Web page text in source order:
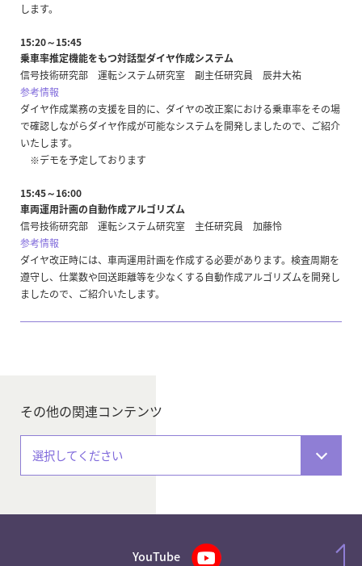
します。
15:20～15:45
乗車率推定機能をもつ対話型ダイヤ作成システム
信号技術研究部 運転システム研究室 副主任研究員 辰井大祐
参考情報
ダイヤ作成業務の支援を目的に、ダイヤの改正案における乗車率をその場
で確認しながらダイヤ作成が可能なシステムを開発しましたので、ご紹介
いたします。
※デモを予定しております
15:45～16:00
車両運用計画の自動作成アルゴリズム
信号技術研究部 運転システム研究室 主任研究員 加藤怜
参考情報
ダイヤ改正時には、車両運用計画を作成する必要があります。検査周期を
遵守し、仕業数や回送距離等を少なくする自動作成アルゴリズムを開発し
ましたので、ご紹介いたします。
その他の関連コンテンツ
選択してください
YouTube